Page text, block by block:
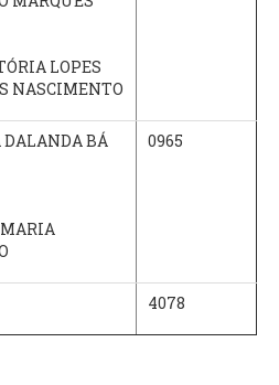
LOPES
NASCIMENTO
BÁ
0965
4078